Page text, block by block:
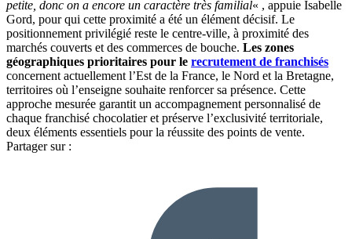
petite, donc on a encore un caractère très familial« , appuie Isabelle
Gord, pour qui cette proximité a été un élément décisif. Le
positionnement privilégié reste le centre-ville, à proximité des
marchés couverts et des commerces de bouche. Les zones
géographiques prioritaires pour le recrutement de franchisés
concernent actuellement l’Est de la France, le Nord et la Bretagne,
territoires où l’enseigne souhaite renforcer sa présence. Cette
approche mesurée garantit un accompagnement personnalisé de
chaque franchisé chocolatier et préserve l’exclusivité territoriale,
deux éléments essentiels pour la réussite des points de vente.
Partager sur :